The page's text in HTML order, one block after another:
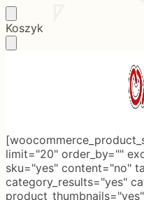
Skip
to
Skip
to
Koszyk
limit="20" order_by=""
sku="yes" content="no"
category_results="yes"